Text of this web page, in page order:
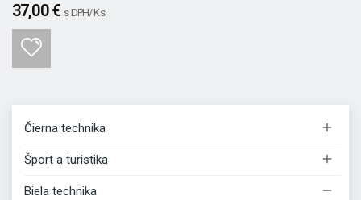
Čierna technika 
Šport a turistika 
Biela technika 
37,00 € s DPH/ Ks